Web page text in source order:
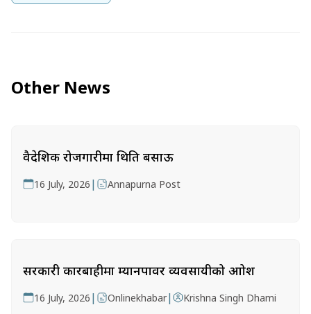
Other News
वैदेशिक रोजगारीमा थिति बसाऊ
16 July, 2026 | Annapurna Post
सरकारी कारबाहीमा म्यानपावर व्यवसायीको आक्रोश
16 July, 2026 | Onlinekhabar| Krishna Singh Dhami